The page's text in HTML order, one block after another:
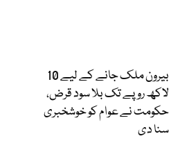
بیرون ملک جانے کے لیے 10
لاکھ روپے تک بلا سود قرض،
حکومت نے عوام کو خوشخبری
سنا دی